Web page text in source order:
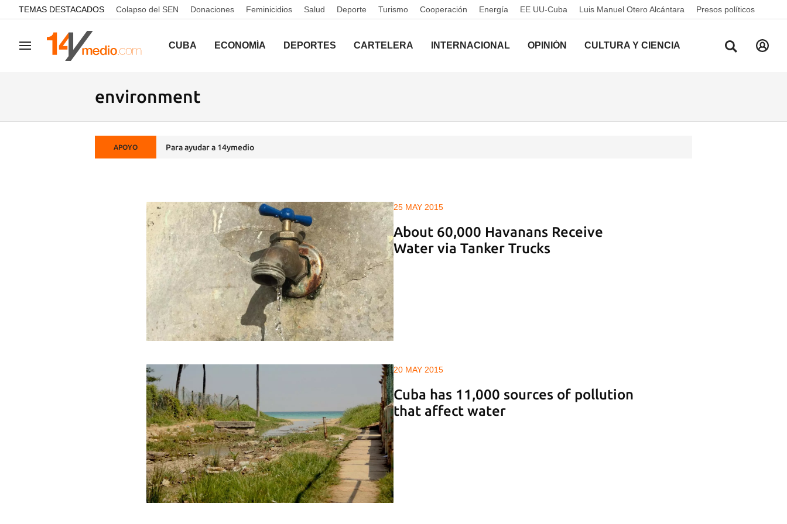
common.go-to-content
TEMAS DESTACADOS Colapso del SEN Donaciones Feminicidios Salud Deporte Turismo Cooperación Energía EE UU-Cuba Luis Manuel Otero Alcántara Presos políticos
Navegación CUBA ECONOMÍA DEPORTES CARTELERA INTERNACIONAL OPINIÓN CULTURA Y CIENCIA
environment
APOYO Para ayudar a 14ymedio
25 MAY 2015
About 60,000 Havanans Receive
Water via Tanker Trucks
20 MAY 2015
Cuba has 11,000 sources of pollution
that affect water